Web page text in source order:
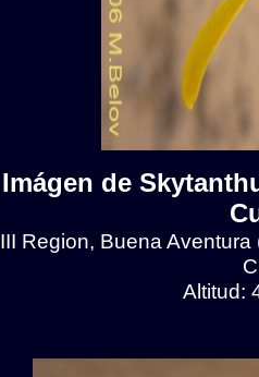
Imágen de
III Region, Buena
Altitud: